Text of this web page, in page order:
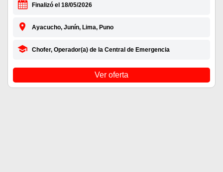
Finalizó el 18/05/2026
Ayacucho, Junín, Lima, Puno
Chofer, Operador(a) de la Central de Emergencia
Ver oferta